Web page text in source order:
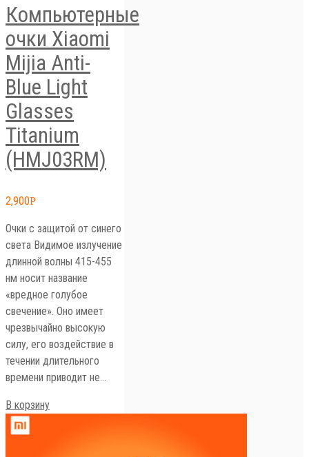
Компьютерные
очки Xiaomi
Mijia Anti-
Blue Light
Glasses
Titanium
(HMJ03RM)
2,900Р
Очки с защитой от синего
света Видимое излучение
длинной волны 415-455
нм носит название
«вредное голубое
свечение». Оно имеет
чрезвычайно высокую
силу, его воздействие в
течении длительного
времени приводит не…
В корзину